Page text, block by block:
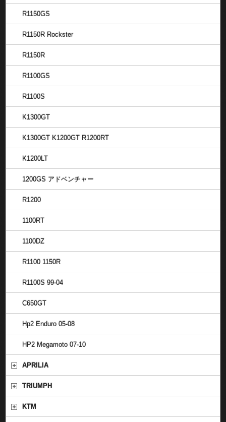
R1150GS
R1150R Rockster
R1150R
R1100GS
R1100S
K1300GT
K1300GT K1200GT R1200RT
K1200LT
1200GS アドベンチャー
R1200
1100RT
1100DZ
R1100 1150R
R1100S 99-04
C650GT
Hp2 Enduro 05-08
HP2 Megamoto 07-10
APRILIA
TRIUMPH
KTM